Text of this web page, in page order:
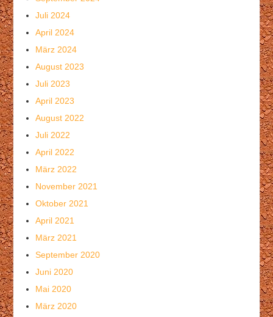
Juli 2024
April 2024
März 2024
August 2023
Juli 2023
April 2023
August 2022
Juli 2022
April 2022
März 2022
November 2021
Oktober 2021
April 2021
März 2021
September 2020
Juni 2020
Mai 2020
März 2020